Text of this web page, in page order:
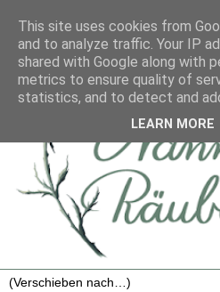
This site uses cookies from
and to analyze traffic. Your IP
shared with Google along with
metrics to ensure quality of
statistics, and to detect and
LEARN MORE